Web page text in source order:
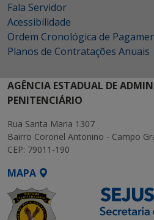
Fala Servidor
Acessibilidade
Ordem Cronológica de
Planos de Contratações Anuais
AGÊNCIA ESTADUAL DE
PENITENCIÁRIO
Rua Santa Maria 1307
Bairro Coronel Antonino - Campo
CEP: 79011-190
MAPA